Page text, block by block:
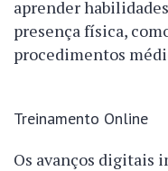
aprender
presença física,
procedimentos
Treinamento Online
Os avanços digitais